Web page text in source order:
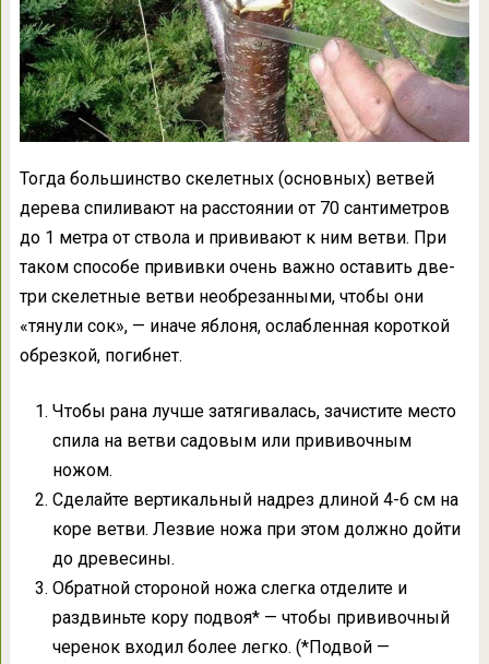
Тогда большинство скелетных (основных) ветвей
дерева спиливают на расстоянии от 70 сантиметров
до 1 метра от ствола и прививают к ним ветви. При
таком способе прививки очень важно оставить две-
три скелетные ветви необрезанными, чтобы они
«тянули сок», — иначе яблоня, ослабленная короткой
обрезкой, погибнет.
Чтобы рана лучше затягивалась, зачистите место
спила на ветви садовым или прививочным
ножом.
Сделайте вертикальный надрез длиной 4-6 см на
коре ветви. Лезвие ножа при этом должно дойти
до древесины.
Обратной стороной ножа слегка отделите и
раздвиньте кору подвоя* — чтобы прививочный
черенок входил более легко. (*Подвой —